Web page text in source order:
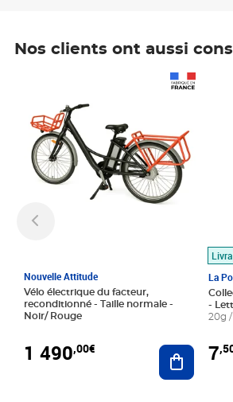
Nos clients ont aussi
Nouvelle Attitude
Vélo électrique du facteur,
reconditionné - Taille normale -
Noir/ Rouge
1 490,00€ Ajouter
La
-
20g
7